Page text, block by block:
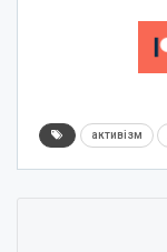
активізм